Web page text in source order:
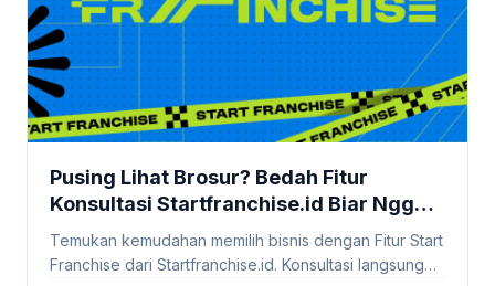
Pusing Lihat Brosur? Bedah Fitur
Konsultasi Startfranchise.id Biar Nggak
Salah Pilih! #StartFranchise
Temukan kemudahan memilih bisnis dengan Fitur Start
Franchise dari Startfranchise.id. Konsultasi langsung